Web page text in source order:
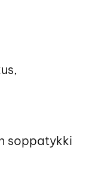
soppatykki